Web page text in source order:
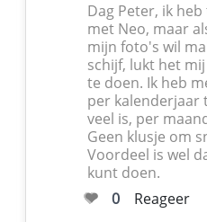
Dag Peter, ik
met Neo, maar
mijn foto's wil
schijf, lukt het
te doen. Ik heb
per kalenderjaar
veel is, per
Geen klusje om
Voordeel is wel
kunt doen.
0
Reageer